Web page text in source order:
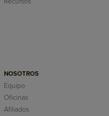
NOSOTROS
Equipo
Oficinas
Afiliados